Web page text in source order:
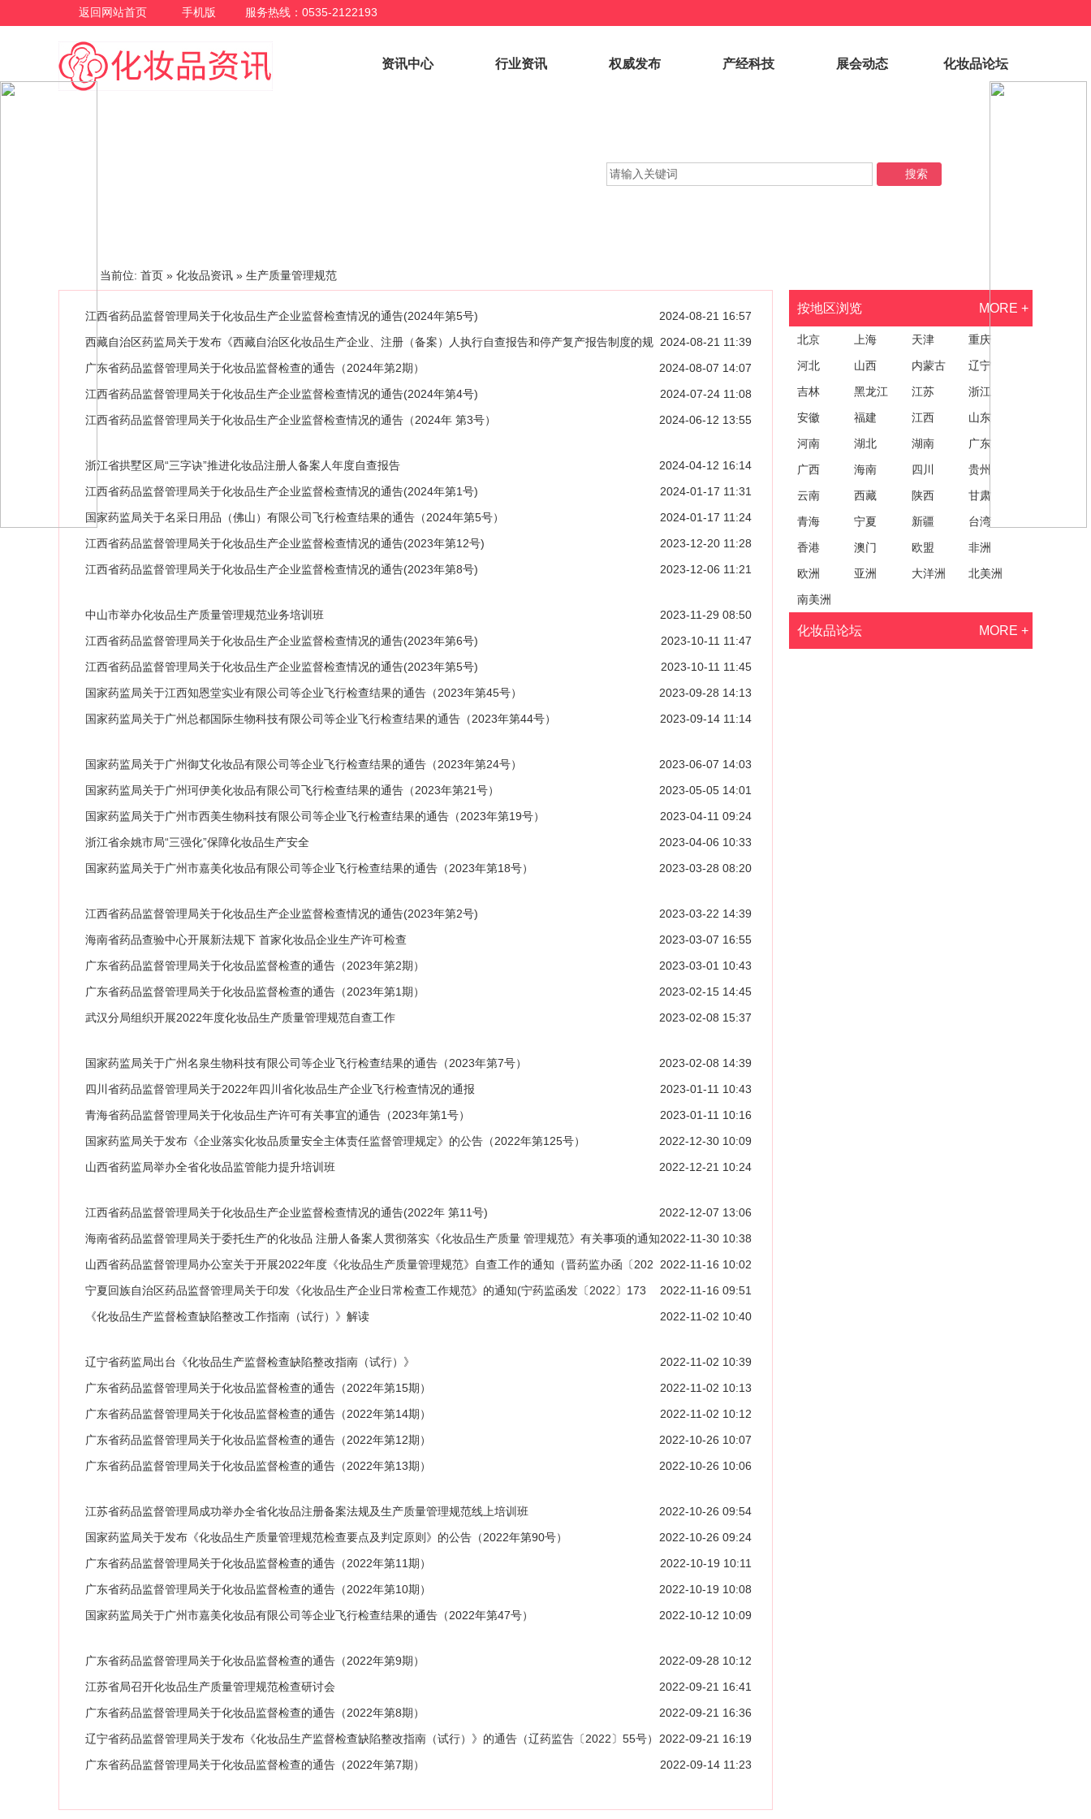
返回网站首页 手机版 服务热线：0535-2122193
资讯中心 行业资讯 权威发布 产经科技 展会动态 化妆品论坛
当前位: 首页 » 化妆品资讯 » 生产质量管理规范
2024-08-21 16:57
江西省药品监督管理局关于化妆品生产企业监督检查情况的通告(2024年第5号)
2024-08-21 11:39
西藏自治区药监局关于发布《西藏自治区化妆品生产企业、注册（备案）人执行自查报告和停产复产报告制度的规
定》的通告
2024-08-07 14:07
广东省药品监督管理局关于化妆品监督检查的通告（2024年第2期）
2024-07-24 11:08
江西省药品监督管理局关于化妆品生产企业监督检查情况的通告(2024年第4号)
2024-06-12 13:55
江西省药品监督管理局关于化妆品生产企业监督检查情况的通告（2024年 第3号）
2024-04-12 16:14
浙江省拱墅区局“三字诀”推进化妆品注册人备案人年度自查报告
2024-01-17 11:31
江西省药品监督管理局关于化妆品生产企业监督检查情况的通告(2024年第1号)
2024-01-17 11:24
国家药监局关于名采日用品（佛山）有限公司飞行检查结果的通告（2024年第5号）
2023-12-20 11:28
江西省药品监督管理局关于化妆品生产企业监督检查情况的通告(2023年第12号)
2023-12-06 11:21
江西省药品监督管理局关于化妆品生产企业监督检查情况的通告(2023年第8号)
2023-11-29 08:50
中山市举办化妆品生产质量管理规范业务培训班
2023-10-11 11:47
江西省药品监督管理局关于化妆品生产企业监督检查情况的通告(2023年第6号)
2023-10-11 11:45
江西省药品监督管理局关于化妆品生产企业监督检查情况的通告(2023年第5号)
2023-09-28 14:13
国家药监局关于江西知恩堂实业有限公司等企业飞行检查结果的通告（2023年第45号）
2023-09-14 11:14
国家药监局关于广州总都国际生物科技有限公司等企业飞行检查结果的通告（2023年第44号）
2023-06-07 14:03
国家药监局关于广州御艾化妆品有限公司等企业飞行检查结果的通告（2023年第24号）
2023-05-05 14:01
国家药监局关于广州珂伊美化妆品有限公司飞行检查结果的通告（2023年第21号）
2023-04-11 09:24
国家药监局关于广州市西美生物科技有限公司等企业飞行检查结果的通告（2023年第19号）
2023-04-06 10:33
浙江省余姚市局“三强化”保障化妆品生产安全
2023-03-28 08:20
国家药监局关于广州市嘉美化妆品有限公司等企业飞行检查结果的通告（2023年第18号）
2023-03-22 14:39
江西省药品监督管理局关于化妆品生产企业监督检查情况的通告(2023年第2号)
2023-03-07 16:55
海南省药品查验中心开展新法规下 首家化妆品企业生产许可检查
2023-03-01 10:43
广东省药品监督管理局关于化妆品监督检查的通告（2023年第2期）
2023-02-15 14:45
广东省药品监督管理局关于化妆品监督检查的通告（2023年第1期）
2023-02-08 15:37
武汉分局组织开展2022年度化妆品生产质量管理规范自查工作
2023-02-08 14:39
国家药监局关于广州名泉生物科技有限公司等企业飞行检查结果的通告（2023年第7号）
2023-01-11 10:43
四川省药品监督管理局关于2022年四川省化妆品生产企业飞行检查情况的通报
2023-01-11 10:16
青海省药品监督管理局关于化妆品生产许可有关事宜的通告（2023年第1号）
2022-12-30 10:09
国家药监局关于发布《企业落实化妆品质量安全主体责任监督管理规定》的公告（2022年第125号）
2022-12-21 10:24
山西省药监局举办全省化妆品监管能力提升培训班
2022-12-07 13:06
江西省药品监督管理局关于化妆品生产企业监督检查情况的通告(2022年 第11号)
2022-11-30 10:38
海南省药品监督管理局关于委托生产的化妆品 注册人备案人贯彻落实《化妆品生产质量 管理规范》有关事项的通知
2022-11-16 10:02
山西省药品监督管理局办公室关于开展2022年度《化妆品生产质量管理规范》自查工作的通知（晋药监办函〔202
2〕76号）
2022-11-16 09:51
宁夏回族自治区药品监督管理局关于印发《化妆品生产企业日常检查工作规范》的通知(宁药监函发〔2022〕173
号)
2022-11-02 10:40
《化妆品生产监督检查缺陷整改工作指南（试行）》解读
2022-11-02 10:39
辽宁省药监局出台《化妆品生产监督检查缺陷整改指南（试行）》
2022-11-02 10:13
广东省药品监督管理局关于化妆品监督检查的通告（2022年第15期）
2022-11-02 10:12
广东省药品监督管理局关于化妆品监督检查的通告（2022年第14期）
2022-10-26 10:07
广东省药品监督管理局关于化妆品监督检查的通告（2022年第12期）
2022-10-26 10:06
广东省药品监督管理局关于化妆品监督检查的通告（2022年第13期）
2022-10-26 09:54
江苏省药品监督管理局成功举办全省化妆品注册备案法规及生产质量管理规范线上培训班
2022-10-26 09:24
国家药监局关于发布《化妆品生产质量管理规范检查要点及判定原则》的公告（2022年第90号）
2022-10-19 10:11
广东省药品监督管理局关于化妆品监督检查的通告（2022年第11期）
2022-10-19 10:08
广东省药品监督管理局关于化妆品监督检查的通告（2022年第10期）
2022-10-12 10:09
国家药监局关于广州市嘉美化妆品有限公司等企业飞行检查结果的通告（2022年第47号）
2022-09-28 10:12
广东省药品监督管理局关于化妆品监督检查的通告（2022年第9期）
2022-09-21 16:41
江苏省局召开化妆品生产质量管理规范检查研讨会
2022-09-21 16:36
广东省药品监督管理局关于化妆品监督检查的通告（2022年第8期）
2022-09-21 16:19
辽宁省药品监督管理局关于发布《化妆品生产监督检查缺陷整改指南（试行）》的通告（辽药监告〔2022〕55号）
2022-09-14 11:23
广东省药品监督管理局关于化妆品监督检查的通告（2022年第7期）
按地区浏览 MORE +
北京 上海 天津
重庆
河北
山西 内蒙古
辽宁
吉林
黑龙江 江苏
浙江
安徽
福建 江西
山东
河南
湖北 湖南
广东
广西
海南 四川
贵州
云南
西藏 陕西
甘肃
青海
宁夏 新疆
台湾
香港
澳门 欧盟
非洲
欧洲
亚洲 大洋洲
北美洲
南美洲
化妆品论坛 MORE +